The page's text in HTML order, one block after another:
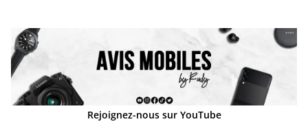
Rejoignez-nous sur YouTube